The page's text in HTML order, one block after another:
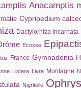
Anacamptis
Cypripedium
Dactylorhiza incarnata
Ecosse
France Gymnadenia
Listera Livre Montagne
Nigritelle Ophrys